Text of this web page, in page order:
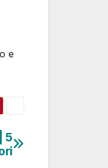
e
5